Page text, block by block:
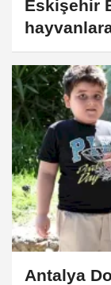
Eskişehir
Antalya